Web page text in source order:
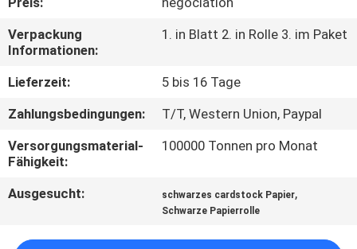
KONTAKT
MIT
UNS
NEUIGKEITEN
RECHTSSACHEN
Verpackung
Informationen:
1. in Blatt 2. in Rolle 3. im Paket
Lieferzeit:
5 bis 16 Tage
Zahlungsbedingungen:
T/T, Western Union, Paypal
Versorgungsmaterial-
Fähigkeit:
100000 Tonnen pro Monat
Ausgesucht: schwarzes cardstock Papier,
Schwarze Papierrolle